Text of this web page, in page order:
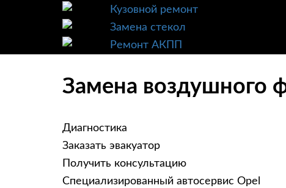
Кузовной ремонт
Замена стекол
Ремонт АКПП
Замена воздушного
Диагностика
Заказать эвакуатор
Получить консультацию
Специализированный автосервис Opel